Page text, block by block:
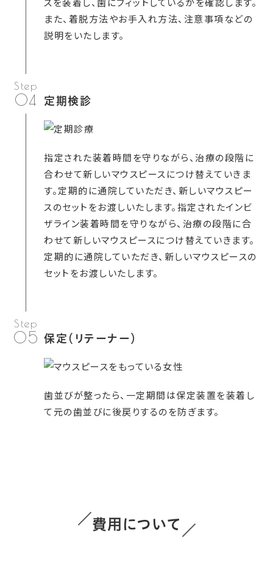
また、着脱方法やお手入れ方法、注意事項などの
説明をいたします。
04 定期検診
指定された装着時間を守りながら、治療の段階に
合わせて新しいマウスピースにつけ替えていきま
す。定期的に通院していただき、新しいマウスピー
スのセットをお渡しいたします。指定されたインビ
ザライン装着時間を守りながら、治療の段階に合
わせて新しいマウスピースにつけ替えていきます。
定期的に通院していただき、新しいマウスピースの
セットをお渡しいたします。
05 保定（リテーナー）
歯並びが整ったら、一定期間は保定装置を装着し
て元の歯並びに後戻りするのを防ぎます。
費用について